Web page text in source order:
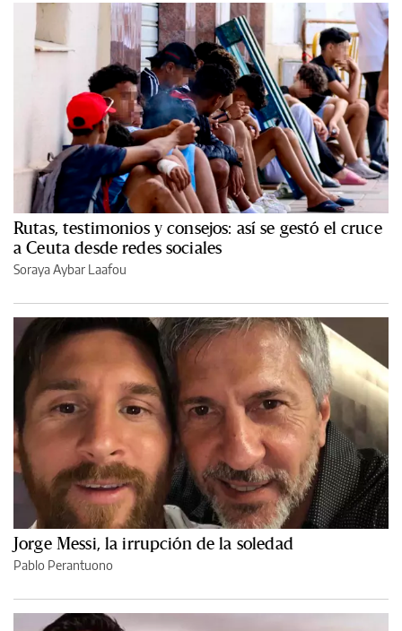
Rutas, testimonios y consejos: así se gestó el cruce
a Ceuta desde redes sociales
Soraya Aybar Laafou
Jorge Messi, la irrupción de la soledad
Pablo Perantuono